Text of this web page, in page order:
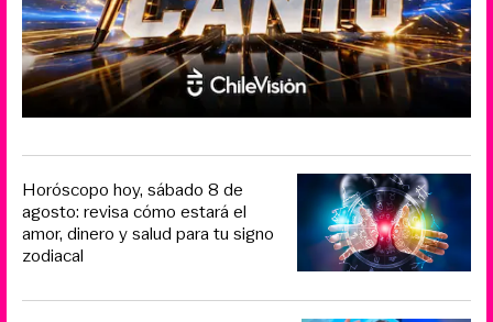
Horóscopo hoy, sábado 8 de
agosto: revisa cómo estará el
amor, dinero y salud para tu signo
zodiacal